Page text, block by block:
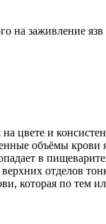
на заживление
цвете и
объёмы крови
в
отделов
которая по тем